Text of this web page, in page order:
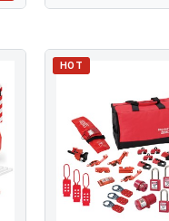
HOT